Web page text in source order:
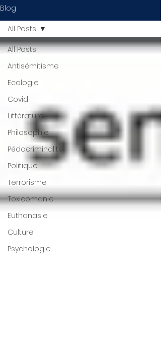
Blog
All Posts
Antisémitisme
Ecologie
Covid
Littérature
Philosophie
Pédocriminalité
Politique
Terrorisme
Toxicomanie
Euthanasie
Culture
Psychologie
All Posts